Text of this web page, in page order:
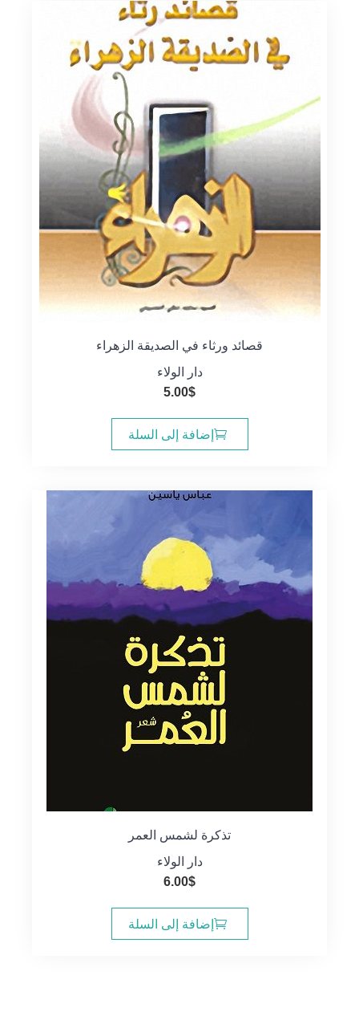
قصائد ورثاء في الصديقة الزهراء
دار الولاء
5.00$
إضافة إلى السلة
تذكرة لشمس العمر
دار الولاء
6.00$
إضافة إلى السلة